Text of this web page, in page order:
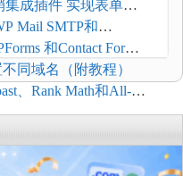
集成插件 实现表单联
Mail SMTP和
和Contact Form 7
同域名（附教程）
、Rank Math和All-in-